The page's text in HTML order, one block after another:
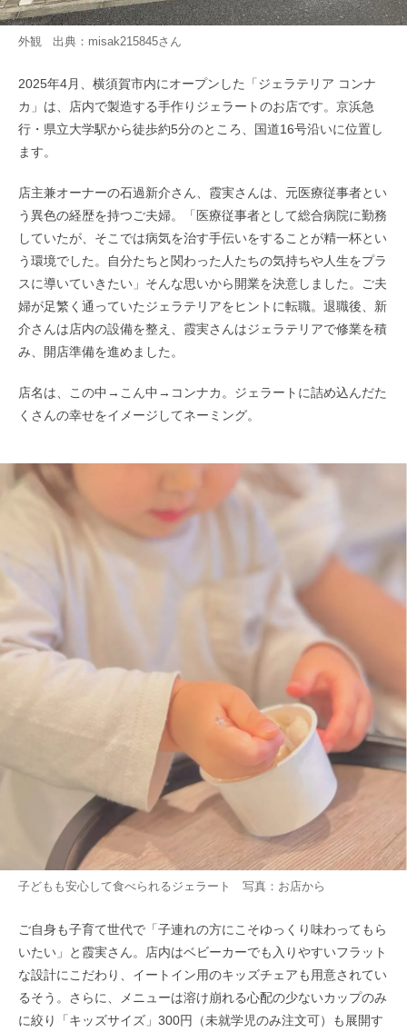
外観 出典： misak215845さん
2025年4月、横須賀市内にオープンした「ジェラテリア コンナ
カ」は、店内で製造する手作りジェラートのお店です。京浜急
行・県立大学駅から徒歩約5分のところ、国道16号沿いに位置し
ます。
店主兼オーナーの石過新介さん、霞実さんは、元医療従事者とい
う異色の経歴を持つご夫婦。「医療従事者として総合病院に勤務
していたが、そこでは病気を治す手伝いをすることが精一杯とい
う環境でした。自分たちと関わった人たちの気持ちや人生をプラ
スに導いていきたい」そんな思いから開業を決意しました。ご夫
婦が足繁く通っていたジェラテリアをヒントに転職。退職後、新
介さんは店内の設備を整え、霞実さんはジェラテリアで修業を積
み、開店準備を進めました。
店名は、この中→こん中→コンナカ。ジェラートに詰め込んだた
くさんの幸せをイメージしてネーミング。
子どもも安心して食べられるジェラート 写真：お店から
ご自身も子育て世代で「子連れの方にこそゆっくり味わってもら
いたい」と霞実さん。店内はベビーカーでも入りやすいフラット
な設計にこだわり、イートイン用のキッズチェアも用意されてい
るそう。さらに、メニューは溶け崩れる心配の少ないカップのみ
に絞り「キッズサイズ」300円（未就学児のみ注文可）も展開す